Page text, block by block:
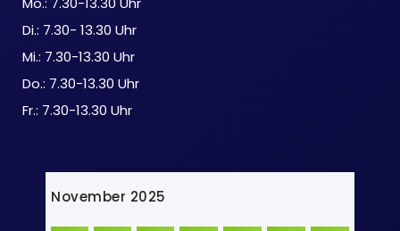
Di.: 7.30- 13.30 Uhr
Mi.: 7.30-13.30 Uhr
Do.: 7.30-13.30 Uhr
Fr.: 7.30-13.30 Uhr
November 2025